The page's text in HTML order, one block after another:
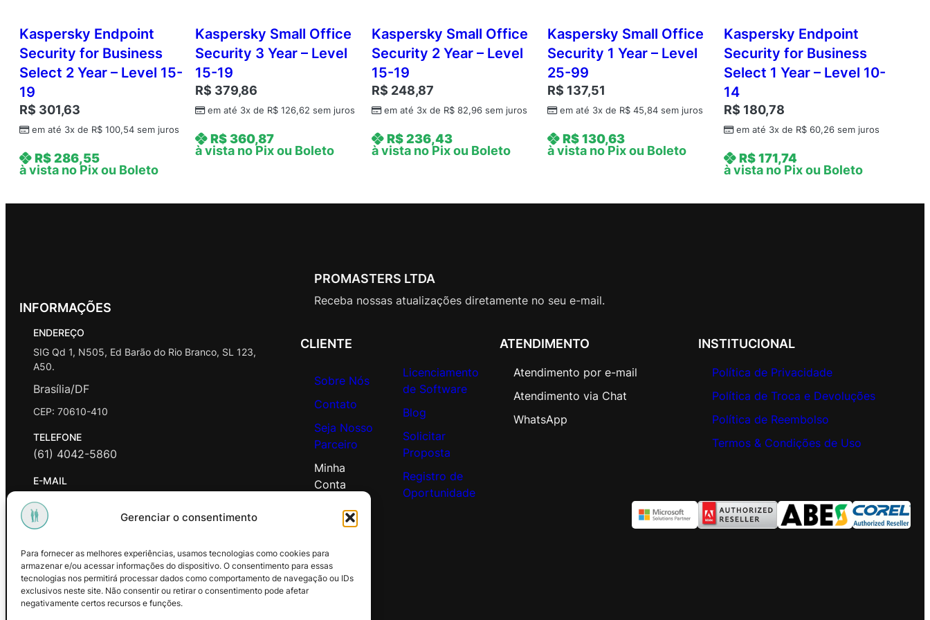
Gerenciar o consentimento
Para fornecer as melhores experiências, usamos tecnologias como cookies para
armazenar e/ou acessar informações do dispositivo. O consentimento para essas
tecnologias nos permitirá processar dados como comportamento de navegação ou IDs
exclusivos neste site. Não consentir ou retirar o consentimento pode afetar
negativamente certos recursos e funções.
n
e
s
s
S
e
l
e
–
L
Kaspersky Endpoint
Security for Business
Select 2 Year – Level 15-
19
R$ 301,63
em até 3x de R$ 100,54 sem juros
R$286,55
à vista no Pix ou Boleto
Kaspersky Small Office
Security 3 Year – Level
15-19
R$ 379,86
em até 3x de R$ 126,62 sem juros
R$360,87
à vista no Pix ou Boleto
Kaspersky Small Office
Security 2 Year – Level
15-19
R$ 248,87
em até 3x de R$82,96sem juros
R$236,43
à vista no Pix ou Boleto
Kaspersky Small Office
Security 1 Year – Level
25-99
R$ 137,51
em até 3x de R$ 45,84 sem juros
R$130,63
à vista no Pix ou Boleto
Kaspersky Endpoint
Security for Business
Select 1 Year – Level 10-
14
R$ 180,78
em até 3x de R$60,26sem juros
R$171,74
à vista no Pix ou Boleto
INFORMAÇÕES
ENDEREÇO
SIG Qd 1, N505, Ed Barão do Rio Branco, SL 123,
A50.
Brasília/DF
CEP: 70610-410
TELEFONE
(61) 4042-5860
E-MAIL
contato@promasters.net.br
HORÁRIO DE ATENDIMENTO
Facebook Instagram Youtube
PROMASTERS LTDA
Receba nossas atualizações diretamente no seu e-mail.
CLIENTE
Sobre Nós
Contato
Seja Nosso
Parceiro
Minha
Conta
Licenciamento
de Software
Blog
Solicitar
Proposta
Registro de
Oportunidade
ATENDIMENTO
Atendimento por e-mail
Atendimento via Chat
WhatsApp
INSTITUCIONAL
Política de Privacidade
Política de Troca e Devoluções
Política de Reembolso
Termos & Condições de Uso